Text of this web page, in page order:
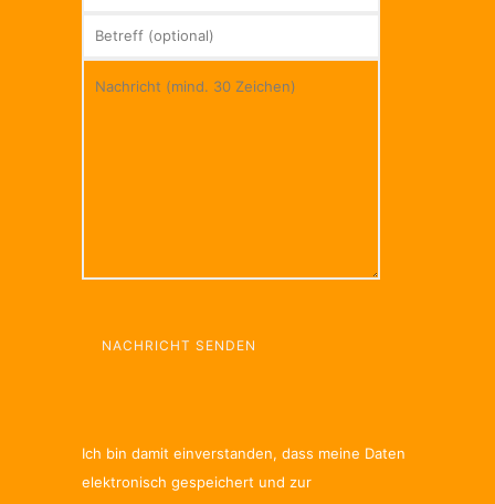
Ich bin damit einverstanden, dass meine Daten
elektronisch gespeichert und zur